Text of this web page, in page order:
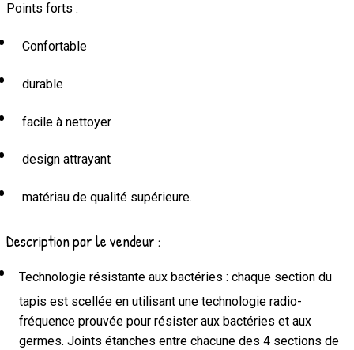
Points forts :
Confortable
durable
facile à nettoyer
design attrayant
matériau de qualité supérieure.
Description par le vendeur :
Technologie résistante aux bactéries : chaque section du
tapis est scellée en utilisant une technologie radio-
fréquence prouvée pour résister aux bactéries et aux
germes. Joints étanches entre chacune des 4 sections de